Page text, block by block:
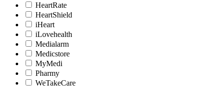
HeartRate
HeartShield
iHeart
iLovehealth
Medialarm
Medicstore
MyMedi
Pharmy
WeTakeCare